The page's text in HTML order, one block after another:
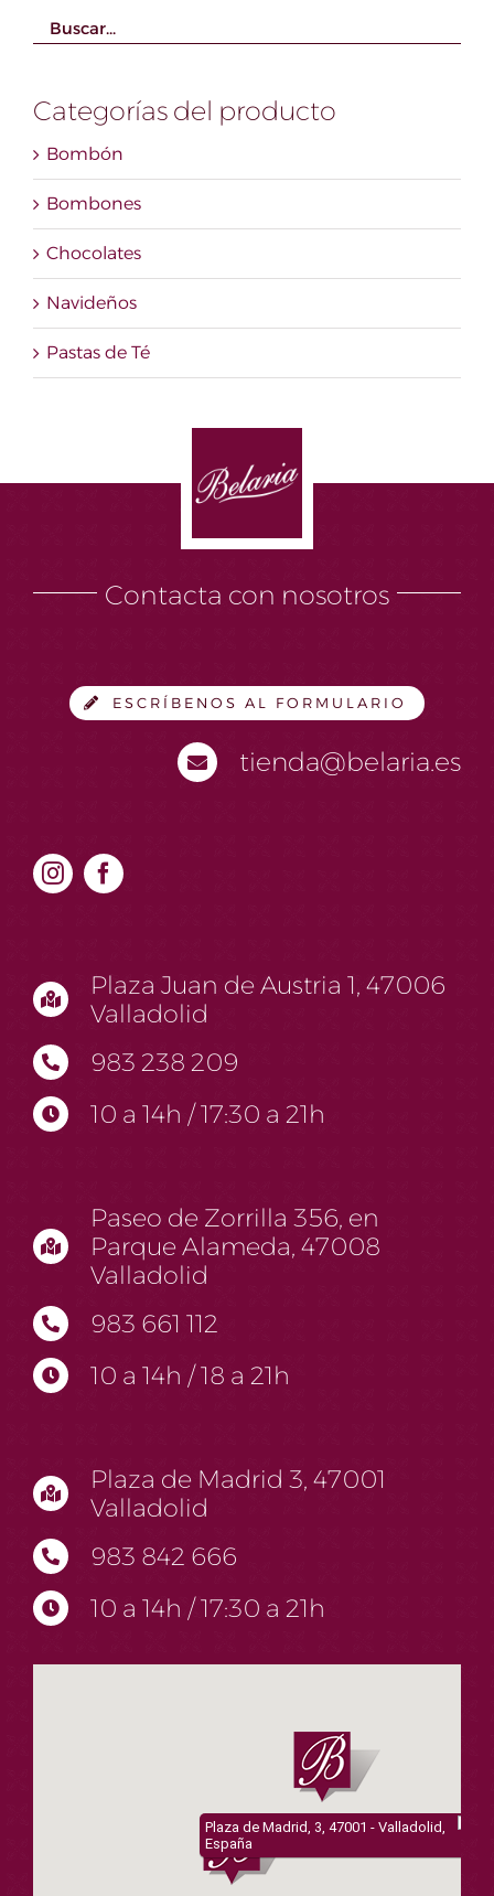
Categorías del producto
Bombón
Bombones
Chocolates
Navideños
Pastas de Té
Contacta con nosotros
ESCRÍBENOS AL FORMULARIO
tienda@belaria.es
Plaza Juan de Austria 1, 47006
Valladolid
983 238 209
10 a 14h / 17:30 a 21h
Paseo de Zorrilla 356, en
Parque Alameda, 47008
Valladolid
983 661 112
10 a 14h / 18 a 21h
Plaza de Madrid 3, 47001
Valladolid
983 842 666
10 a 14h / 17:30 a 21h
Plaza de Madrid, 3, 47001 - Valladolid,
España